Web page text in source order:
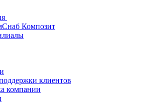
Композит
клиентов
компании